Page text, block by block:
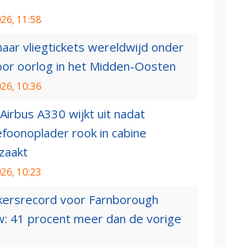
11:58
vliegtickets wereldwijd onder
oorlog in het Midden-Oosten
10:36
Airbus A330 wijkt uit nadat
rook in cabine
10:23
voor Farnborough
41 procent meer dan de vorige